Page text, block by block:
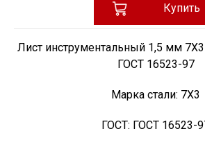
Купить
Лист инструментальный 1,5 мм
ГОСТ 16523-97
Марка стали: 7Х3
ГОСТ: ГОСТ 16523-